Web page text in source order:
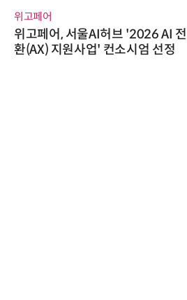
위고페어
위고페어, 서울AI허브 '2026 AI 전
환(AX) 지원사업' 컨소시엄 선정